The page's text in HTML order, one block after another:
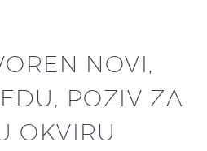
NOVI,
POZIV ZA
OKVIRU